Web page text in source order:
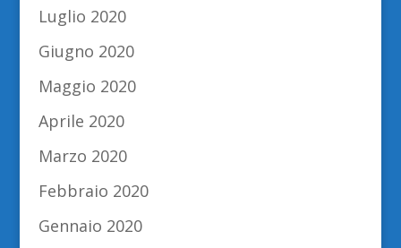
Luglio 2020
Giugno 2020
Maggio 2020
Aprile 2020
Marzo 2020
Febbraio 2020
Gennaio 2020